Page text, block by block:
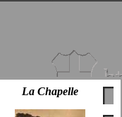
La Chapelle